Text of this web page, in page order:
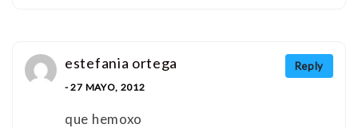
Reply
estefania ortega
- 27 MAYO, 2012
que hemoxo